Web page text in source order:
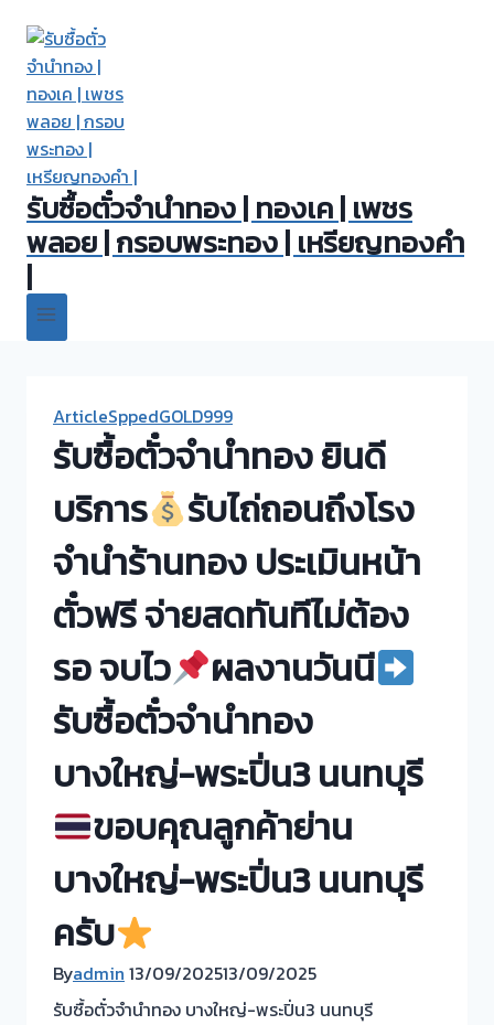
รับซื้อตั๋วจำนำทอง | ทองเค | เพชร
พลอย | กรอบพระทอง | เหรียญทองคำ
|
ArticleSppedGOLD999
รับซื้อตั๋วจำนำทอง ยินดี
บริการ
รับไถ่ถอนถึงโรง
จำนำร้านทอง ประเมินหน้า
ตั๋วฟรี จ่ายสดทันทีไม่ต้อง
รอ จบไว
ผลงานวันนี
รับซื้อตั๋วจำนำทอง
บางใหญ่-พระปิ่น3 นนทบุรี
ขอบคุณลูกค้าย่าน
บางใหญ่-พระปิ่น3 นนทบุรี
ครับ
Byadmin 13/09/202513/09/2025
รับซื้อตั๋วจำนำทอง บางใหญ่-พระปิ่น3 นนทบุรี